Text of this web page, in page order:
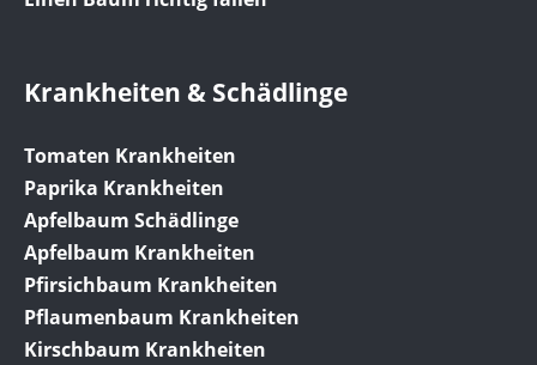
Krankheiten & Schädlinge
Tomaten Krankheiten
Paprika Krankheiten
Apfelbaum Schädlinge
Apfelbaum Krankheiten
Pfirsichbaum Krankheiten
Pflaumenbaum Krankheiten
Kirschbaum Krankheiten